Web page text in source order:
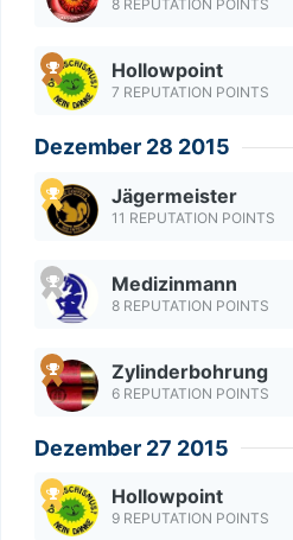
8 REPUTATION POINTS
Hollowpoint
7 REPUTATION POINTS
Dezember 28 2015
Jägermeister
11 REPUTATION POINTS
Medizinmann
8 REPUTATION POINTS
Zylinderbohrung
6 REPUTATION POINTS
Dezember 27 2015
Hollowpoint
9 REPUTATION POINTS